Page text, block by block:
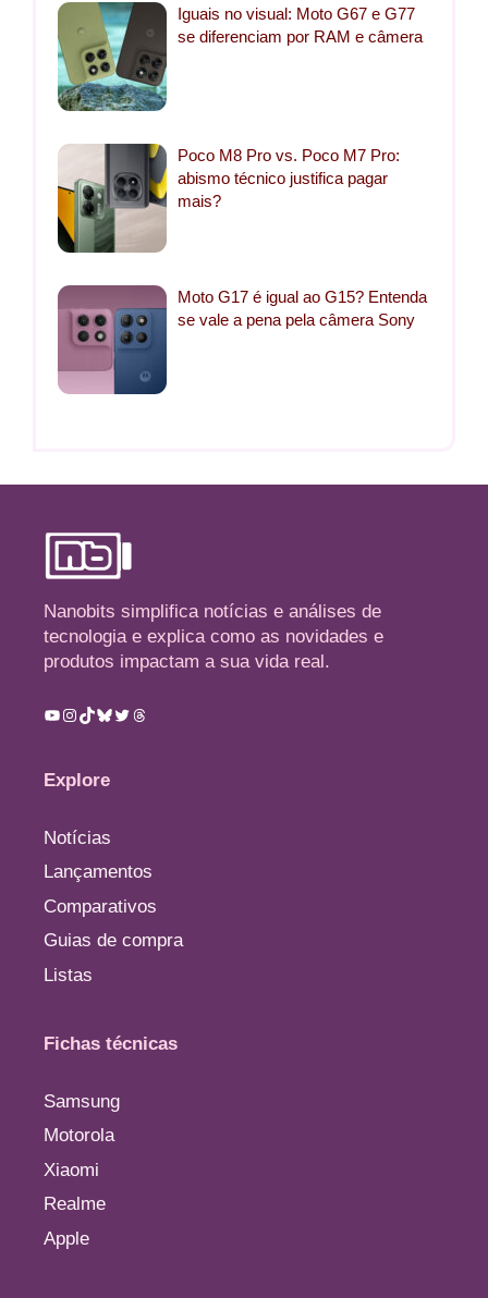
Iguais no visual: Moto G67 e G77
se diferenciam por RAM e câmera
Poco M8 Pro vs. Poco M7 Pro:
abismo técnico justifica pagar
mais?
Moto G17 é igual ao G15? Entenda
se vale a pena pela câmera Sony
Nanobits simplifica notícias e análises de
tecnologia e explica como as novidades e
produtos impactam a sua vida real.
Youtube
Instagram
TikTok
Bluesky
TwitterThreads
Explore
Notícias
Lançamentos
Comparativos
Guias de compra
Listas
Fichas técnicas
Samsung
Motorola
Xiaomi
Realme
Apple